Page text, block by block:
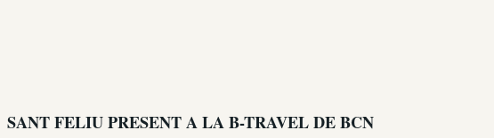
SANT FELIU PRESENT A LA B-TRAVEL DE BCN